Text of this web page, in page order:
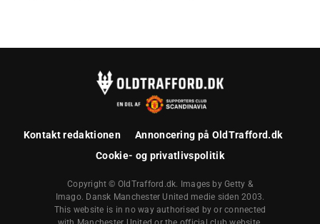
Kontakt redaktionen
Annoncering på OldTrafford.dk
Cookie- og privatlivspolitik
Copyright © OldTrafford.dk. Images by Getty &
Imago. Dansk Manchester United medie siden 2003.
This website is in no way authorised by or connected